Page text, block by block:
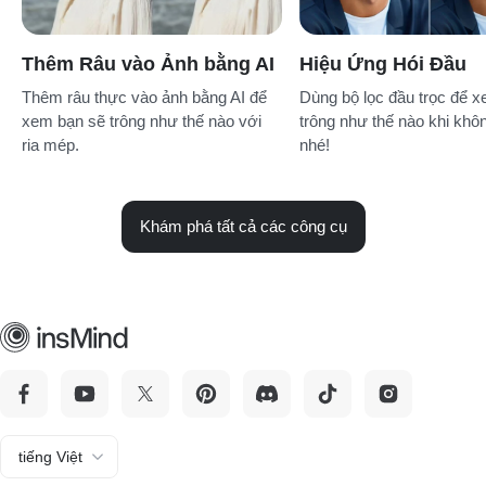
Thêm Râu vào Ảnh bằng AI
Thêm râu thực vào ảnh bằng AI để
xem bạn sẽ trông như thế nào với
ria mép.
Hiệu Ứng Hói Đầu
Dùng bộ lọc đầu trọc để
trông như thế nào khi
nhé!
Khám phá tất cả các công cụ
tiếng Việt